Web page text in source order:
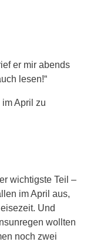
er mir abends
lesen!“
April zu
wichtigste Teil –
im April aus,
Und
wollten
noch zwei